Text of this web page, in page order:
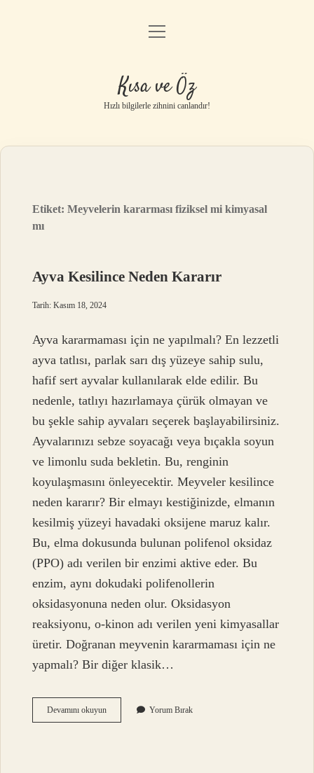
Anasayfa
Gizlilik Politikası
Yasal Uyarı
menüyü
Kısa ve Öz
Hızlı bilgilerle zihnini canlandır!
Etiket:Meyvelerin kararması fiziksel mi kimyasal
mı
Ayva Kesilince Neden Kararır
Tarih: Kasım 18, 2024
Ayva kararmaması için ne yapılmalı? En lezzetli
ayva tatlısı, parlak sarı dış yüzeye sahip sulu,
hafif sert ayvalar kullanılarak elde edilir. Bu
nedenle, tatlıyı hazırlamaya çürük olmayan ve
bu şekle sahip ayvaları seçerek başlayabilirsiniz.
Ayvalarınızı sebze soyacağı veya bıçakla soyun
ve limonlu suda bekletin. Bu, renginin
koyulaşmasını önleyecektir. Meyveler kesilince
neden kararır? Bir elmayı kestiğinizde, elmanın
kesilmiş yüzeyi havadaki oksijene maruz kalır.
Bu, elma dokusunda bulunan polifenol oksidaz
(PPO) adı verilen bir enzimi aktive eder. Bu
enzim, aynı dokudaki polifenollerin
oksidasyonuna neden olur. Oksidasyon
reaksiyonu, o-kinon adı verilen yeni kimyasallar
üretir. Doğranan meyvenin kararmaması için ne
yapmalı? Bir diğer klasik…
Devamını okuyunAyva
Kesilince
Yorum Bırak